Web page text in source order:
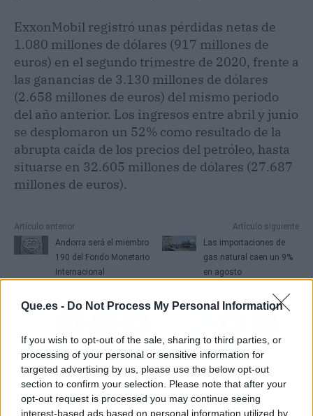
Que.es - Do Not Process My Personal Information
If you wish to opt-out of the sale, sharing to third parties, or
processing of your personal or sensitive information for
targeted advertising by us, please use the below opt-out
section to confirm your selection. Please note that after your
opt-out request is processed you may continue seeing
interest-based ads based on personal information utilized by
ExxonMobil registró unas pérdidas netas de
1.080 millones de dólares (917 millones de
euros) en el segundo trimestre de 2020, frente a
las ganancias de 3.130 millones de dólares
(2.658 millones de euros) del mismo periodo
del año anterior. Los ingresos entre abril y junio
se desplomaron un 52% como resultado de la
abrupta caída de los precios del petróleo, hasta
situarse en 32.605 millones de dólares (27.687
millones de euros).
Artículo anterior
Andorra será el miembro
190 del Fondo Monetario
Internacional
Artículo siguiente
Las importaciones de
gas natural caen un 9%
en agosto